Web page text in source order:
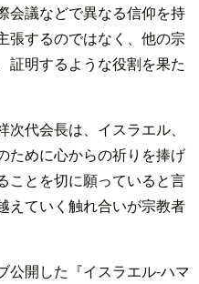
会議などで異なる信仰を持
張するのではなく、他の宗
証明するような役割を果た
代会長は、イスラエル、
ために心からの祈りを捧げ
ことを切に願っていると言
えていく触れ合いが宗教者
開した『イスラエル‐ハマ